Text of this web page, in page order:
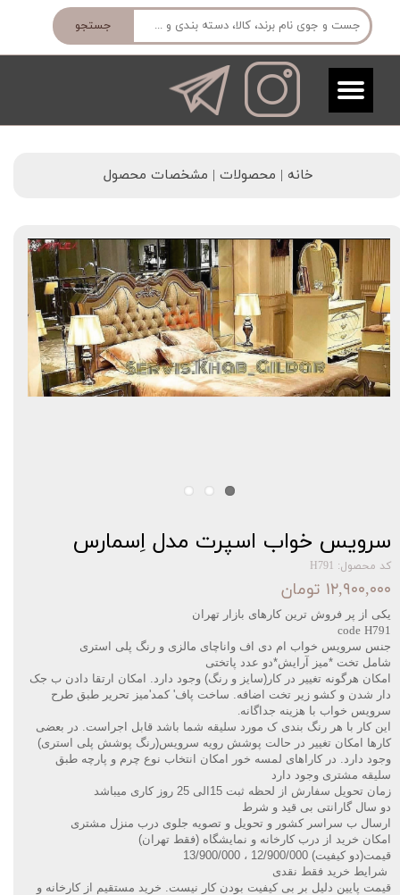
جستجو
خانه | محصولات | مشخصات محصول
سرویس خواب اسپرت مدل اِسمارس
کد محصول: H791
۱۲,۹۰۰,۰۰۰ تومان
یکی از پر فروش ترین کارهای بازار تهران‌‌
code H791
جنس سرویس خواب ام دی اف واناچای مالزی و رنگ پلی استری
شامل تخت *میز آرایش*دو عدد پاتختی
امکان هرگونه تغییر در کار(سایز و رنگ) وجود دارد. امکان ارتقا دادن ب جک
دار شدن و کشو زیر تخت اضافه. ساخت پاف' کمد'میز تحریر طبق طرح
سرویس خواب با هزینه جداگانه.
این کار با هر رنگ بندی ک مورد سلیقه شما باشد قابل اجراست. در بعضی
کارها امکان تغییر در حالت پوشش رویه سرویس(رنگ پوشش پلی استری)
وجود دارد. در کاراهای لمسه خور امکان انتخاب نوع چرم و پارچه طبق
سلیقه مشتری وجود دارد
زمان تحویل سفارش از لحظه ثبت 15الی 25 روز کاری میباشد
دو سال گارانتی بی قید و شرط
ارسال ب سراسر کشور و تحویل و تصویه جلوی درب منزل مشتری
امکان خرید از درب کارخانه و نمایشگاه (فقط تهران)
قیمت(دو کیفیت) 12/900/000 ، 13/900/000
شرایط خرید فقط نقدی
قیمت پایین دلیل بر بی کیفیت بودن کار نیست. خرید مستقیم از کارخانه و